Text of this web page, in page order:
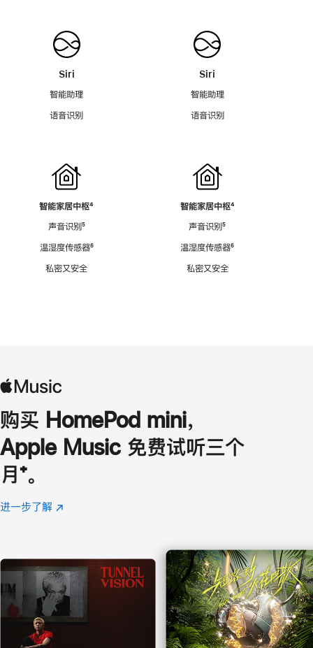
Siri
智能助理
语音识别
智能家居中枢脚
⁴
声音识别脚
⁵
温湿度传感器脚
⁶
私密又安全
Siri
智能助理
语音识别
智能家居中枢脚
⁴
声音识别脚
⁵
温湿度传感器脚
⁶
私密又安全
购买 HomePod mini，
Apple Music 免费试听三个
月 脚
注
⁺。
进一步了解 Apple
(在
口
中
打
开)